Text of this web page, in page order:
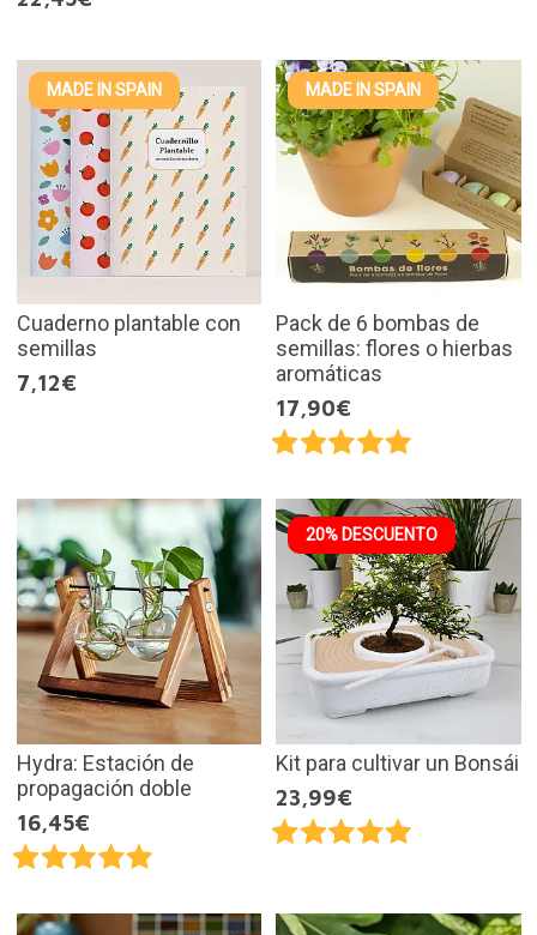
MADE IN SPAIN
Cuaderno plantable con
semillas
7,12€
MADE IN SPAIN
Pack de 6 bombas de
semillas: flores o hierbas
aromáticas
17,90€
Hydra: Estación de
propagación doble
16,45€
20% DESCUENTO
Kit para cultivar un Bonsái
23,99€